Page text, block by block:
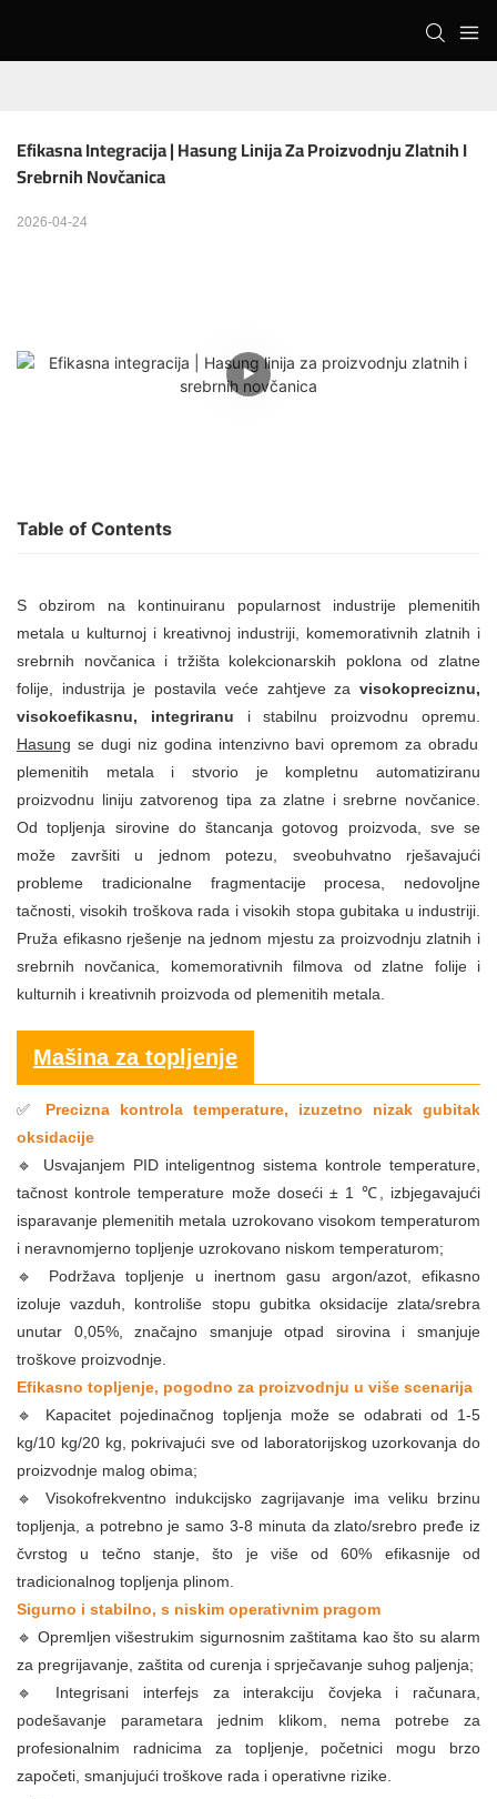
Efikasna Integracija | Hasung Linija Za Proizvodnju Zlatnih I
Srebrnih Novčanica
2026-04-24
Table of Contents
S obzirom na kontinuiranu popularnost industrije plemenitih
metala u kulturnoj i kreativnoj industriji, komemorativnih zlatnih i
srebrnih novčanica i tržišta kolekcionarskih poklona od zlatne
folije, industrija je postavila veće zahtjeve za visokopreciznu,
visokoefikasnu, integriranu i stabilnu proizvodnu opremu.
Hasung se dugi niz godina intenzivno bavi opremom za obradu
plemenitih metala i stvorio je kompletnu automatiziranu
proizvodnu liniju zatvorenog tipa za zlatne i srebrne novčanice.
Od topljenja sirovine do štancanja gotovog proizvoda, sve se
može završiti u jednom potezu, sveobuhvatno rješavajući
probleme tradicionalne fragmentacije procesa, nedovoljne
tačnosti, visokih troškova rada i visokih stopa gubitaka u industriji.
Pruža efikasno rješenje na jednom mjestu za proizvodnju zlatnih i
srebrnih novčanica, komemorativnih filmova od zlatne folije i
kulturnih i kreativnih proizvoda od plemenitih metala.
Mašina za topljenje
✅ Precizna kontrola temperature, izuzetno nizak gubitak
oksidacije
🔹 Usvajanjem PID inteligentnog sistema kontrole temperature,
tačnost kontrole temperature može doseći ± 1 ℃, izbjegavajući
isparavanje plemenitih metala uzrokovano visokom temperaturom
i neravnomjerno topljenje uzrokovano niskom temperaturom;
🔹 Podržava topljenje u inertnom gasu argon/azot, efikasno
izoluje vazduh, kontroliše stopu gubitka oksidacije zlata/srebra
unutar 0,05%, značajno smanjuje otpad sirovina i smanjuje
troškove proizvodnje.
Efikasno topljenje, pogodno za proizvodnju u više scenarija
🔹 Kapacitet pojedinačnog topljenja može se odabrati od 1-5
kg/10 kg/20 kg, pokrivajući sve od laboratorijskog uzorkovanja do
proizvodnje malog obima;
🔹 Visokofrekventno indukcijsko zagrijavanje ima veliku brzinu
topljenja, a potrebno je samo 3-8 minuta da zlato/srebro pređe iz
čvrstog u tečno stanje, što je više od 60% efikasnije od
tradicionalnog topljenja plinom.
Sigurno i stabilno, s niskim operativnim pragom
🔹 Opremljen višestrukim sigurnosnim zaštitama kao što su alarm
za pregrijavanje, zaštita od curenja i sprječavanje suhog paljenja;
🔹 Integrisani interfejs za interakciju čovjeka i računara,
podešavanje parametara jednim klikom, nema potrebe za
profesionalnim radnicima za topljenje, početnici mogu brzo
započeti, smanjujući troškove rada i operativne rizike.